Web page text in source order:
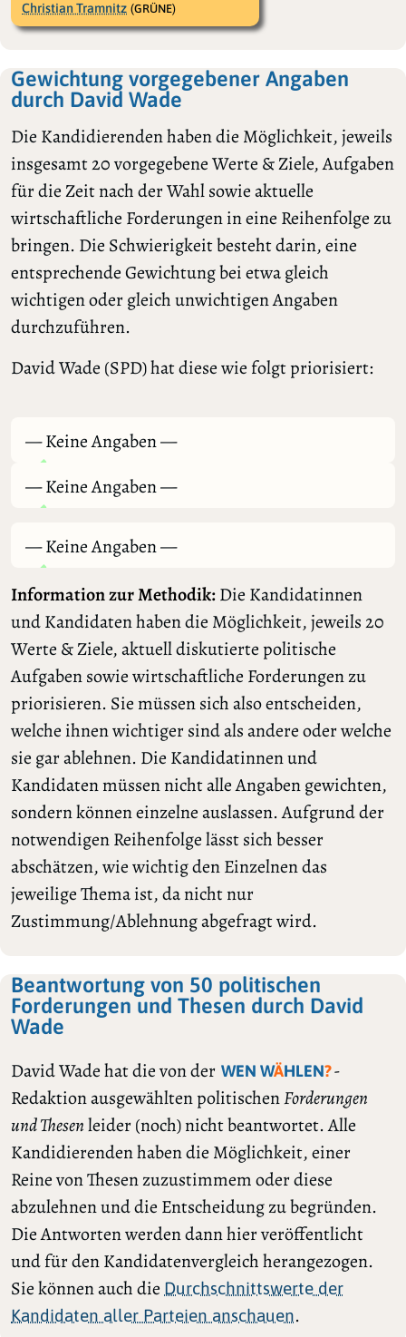
Christian Tramnitz (GRÜNE)
Gewichtung vorgegebener Angaben
durch David Wade
Die Kandidierenden haben die Möglichkeit, jeweils
insgesamt 20 vorgegebene Werte & Ziele, Aufgaben
für die Zeit nach der Wahl sowie aktuelle
wirtschaftliche Forderungen in eine Reihenfolge zu
bringen. Die Schwierigkeit besteht darin, eine
entsprechende Gewichtung bei etwa gleich
wichtigen oder gleich unwichtigen Angaben
durchzuführen.
David Wade (SPD) hat diese wie folgt priorisiert:
— Keine Angaben —
— Keine Angaben —
— Keine Angaben —
Information zur Methodik:Die Kandidatinnen
und Kandidaten haben die Möglichkeit, jeweils 20
Werte & Ziele, aktuell diskutierte politische
Aufgaben sowie wirtschaftliche Forderungen zu
priorisieren. Sie müssen sich also entscheiden,
welche ihnen wichtiger sind als andere oder welche
sie gar ablehnen. Die Kandidatinnen und
Kandidaten müssen nicht alle Angaben gewichten,
sondern können einzelne auslassen. Aufgrund der
notwendigen Reihenfolge lässt sich besser
abschätzen, wie wichtig den Einzelnen das
jeweilige Thema ist, da nicht nur
Zustimmung/Ablehnung abgefragt wird.
Beantwortung von 50 politischen
Forderungen und Thesen durch David
Wade
David Wade hat die von der WEN WÄHLEN?-
Redaktion ausgewählten politischenForderungen
und Thesenleider (noch) nicht beantwortet. Alle
Kandidierenden haben die Möglichkeit, einer
Reine von Thesen zuzustimmem oder diese
abzulehnen und die Entscheidung zu begründen.
Die Antworten werden dann hier veröffentlicht
und für den Kandidatenvergleich herangezogen.
Sie können auch die Durchschnittswerte der
Kandidaten aller Parteien anschauen.